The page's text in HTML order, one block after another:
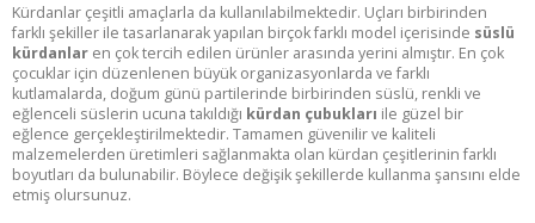
Kürdanlar çeşitli amaçlarla da kullanılabilmektedir. Uçları birbirinden
farklı şekiller ile tasarlanarak yapılan birçok farklı model içerisinde süslü
kürdanlar en çok tercih edilen ürünler arasında yerini almıştır. En çok
çocuklar için düzenlenen büyük organizasyonlarda ve farklı
kutlamalarda, doğum günü partilerinde birbirinden süslü, renkli ve
eğlenceli süslerin ucuna takıldığı kürdan çubukları ile güzel bir
eğlence gerçekleştirilmektedir. Tamamen güvenilir ve kaliteli
malzemelerden üretimleri sağlanmakta olan kürdan çeşitlerinin farklı
boyutları da bulunabilir. Böylece değişik şekillerde kullanma şansını elde
etmiş olursunuz.